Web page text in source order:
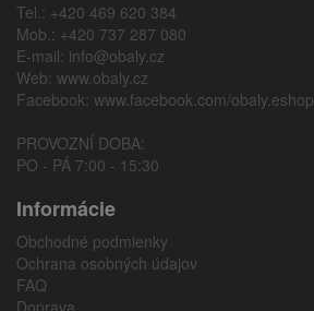
Tel.: +420 469 620 384
Mob.: +420 737 287 080
E-mail: info@obaly.cz
Web: www.obaly.cz
Facebook: www.facebook.com/obaly.eshop
PROVOZNÍ DOBA:
PO - PÁ 7:00 - 15:30
Informácie
Obchodné podmienky
Ochrana osobných údajov
FAQ
Doprava